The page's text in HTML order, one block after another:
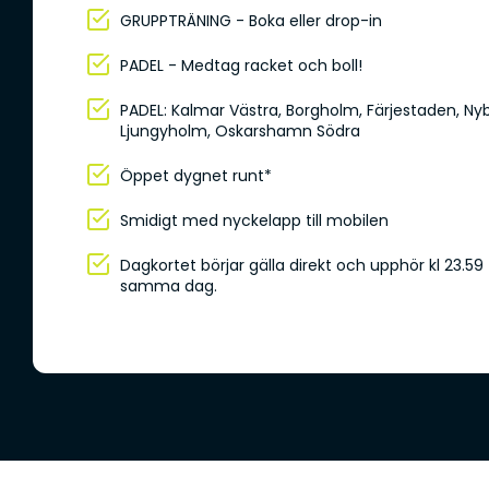
GRUPPTRÄNING - Boka eller drop-in
PADEL - Medtag racket och boll!
PADEL: Kalmar Västra, Borgholm, Färjestaden,
Ljungyholm, Oskarshamn Södra
Öppet dygnet runt*
Smidigt med nyckelapp till mobilen
Dagkortet börjar gälla direkt och upphör kl 23.59
samma dag.